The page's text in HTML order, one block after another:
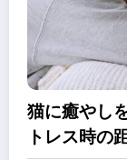
猫に癒やし
トレス時の